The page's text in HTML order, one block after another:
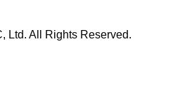
Ltd. All Rights Reserved.